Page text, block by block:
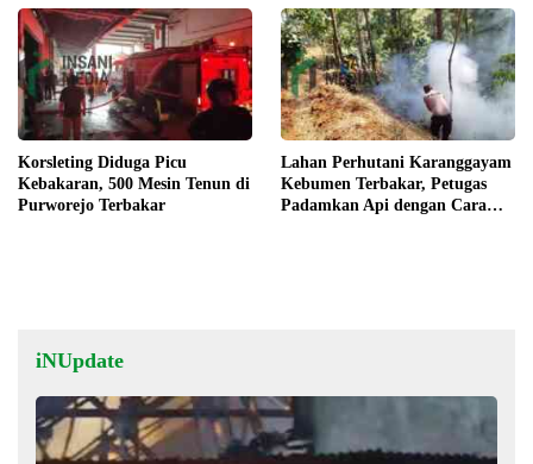
Korsleting Diduga Picu
Kebakaran, 500 Mesin Tenun di
Purworejo Terbakar
Lahan Perhutani Karanggayam
Kebumen Terbakar, Petugas
Padamkan Api dengan Cara
iNUpdate